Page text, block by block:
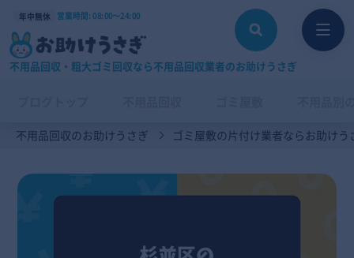
年中無休 営業時間: 08:00〜24:00
不用品回収・粗大ゴミ回収なら不用品回収業者のお助けうさぎ
不用品回収のお助けうさぎ ゴミ屋敷の片付け業者ならお助けう